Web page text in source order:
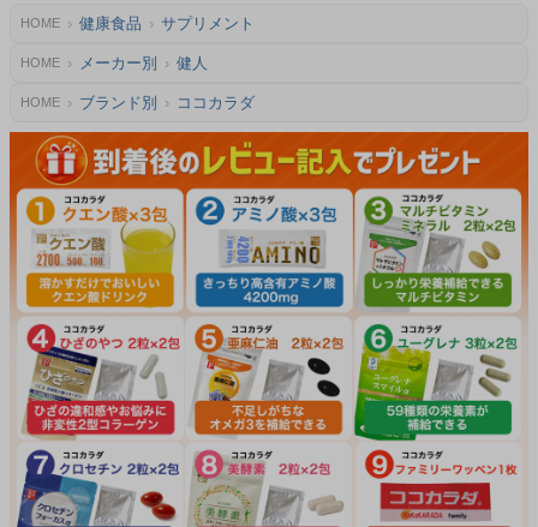
HOME 健康食品 サプリメント
HOME メーカー別 健人
HOME ブランド別 ココカラダ